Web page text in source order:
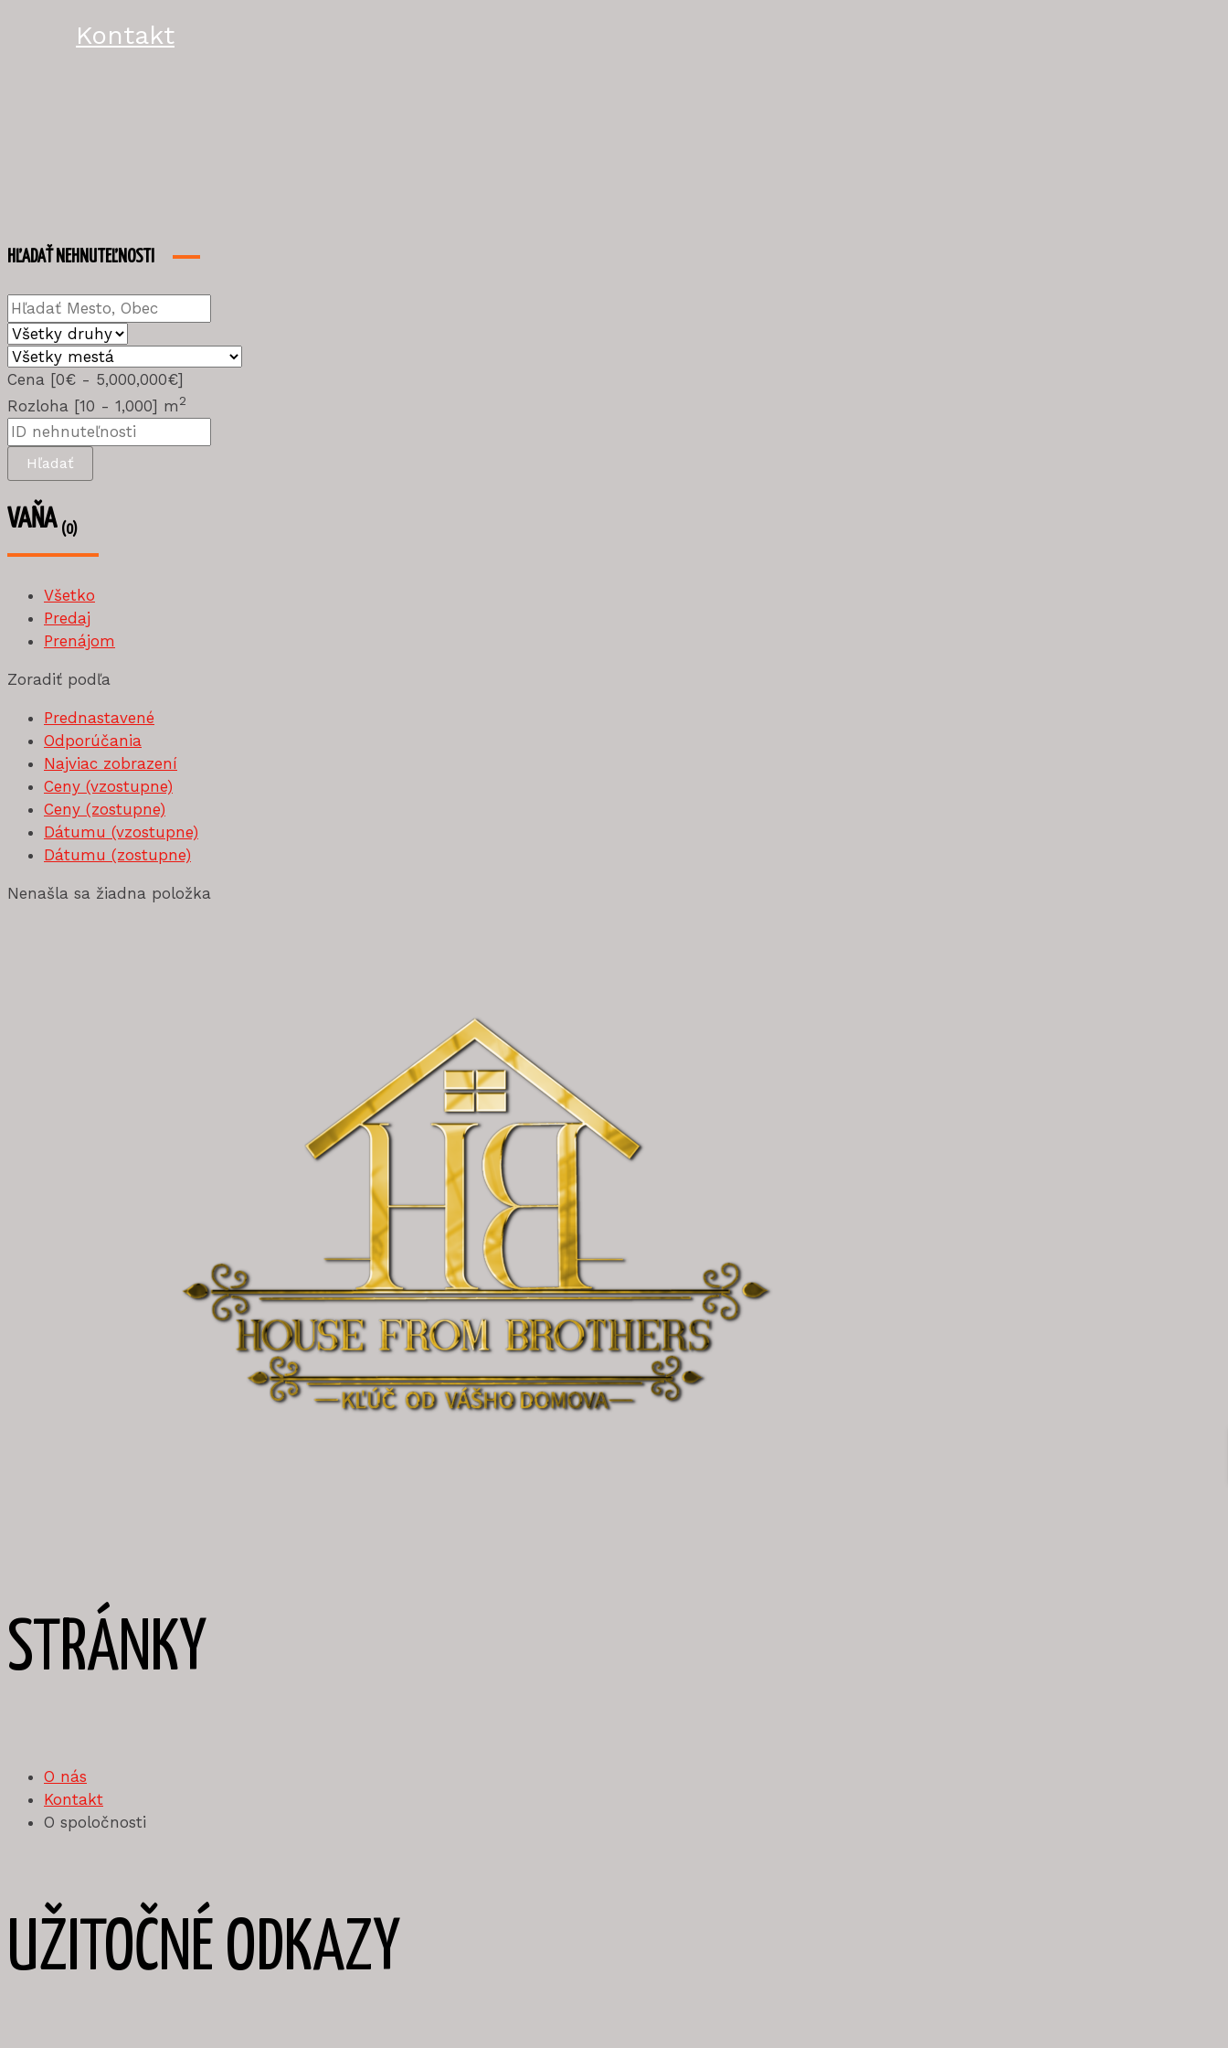
Kontakt
HĽADAŤ NEHNUTEĽNOSTI
Cena [0€ - 5,000,000€]
Rozloha [10 - 1,000] m2
Hľadať
VAŇA (0)
Všetko
Predaj
Prenájom
Zoradiť podľa
Prednastavené
Odporúčania
Najviac zobrazení
Ceny (vzostupne)
Ceny (zostupne)
Dátumu (vzostupne)
Dátumu (zostupne)
Nenašla sa žiadna položka
STRÁNKY
O nás
Kontakt
O spoločnosti
UŽITOČNÉ ODKAZY